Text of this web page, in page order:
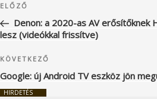
navigáció
Korábbi
bejegyzés
ELŐZŐ
Denon: a 2020-as AV erősítőknek
lesz (videókkal frissítve)
Következő
bejegyzés
KÖVETKEZŐ
Google: új Android TV eszköz jön
HIRDETÉS